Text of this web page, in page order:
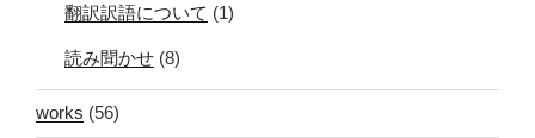
翻訳訳語について (1)
読み聞かせ (8)
works (56)